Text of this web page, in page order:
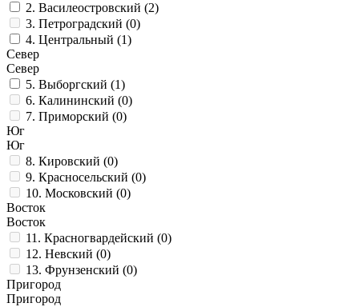
2. Василеостровский (2)
3. Петроградский (0)
4. Центральный (1)
Север
Север
5. Выборгский (1)
6. Калининский (0)
7. Приморский (0)
Юг
Юг
8. Кировский (0)
9. Красносельский (0)
10. Московский (0)
Восток
Восток
11. Красногвардейский (0)
12. Невский (0)
13. Фрунзенский (0)
Пригород
Пригород